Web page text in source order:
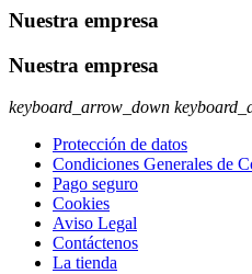
Nuestra empresa
Nuestra empresa
keyboard_arrow_down
Protección de datos
Condiciones Generales de
Pago seguro
Cookies
Aviso Legal
Contáctenos
La tienda